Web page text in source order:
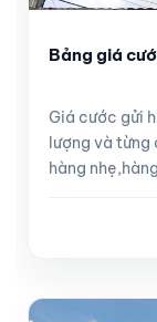
Bảng giá
Giá cước gửi
lượng và từng
hàng